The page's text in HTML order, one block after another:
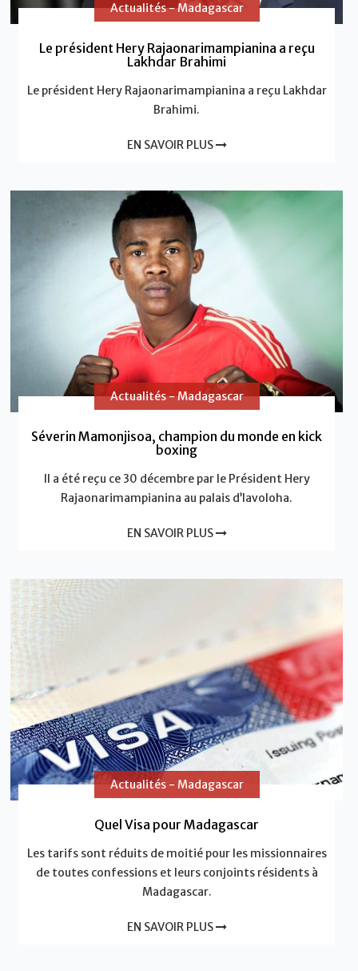
Actualités - Madagascar
Le président Hery Rajaonarimampianina a reçu
Lakhdar Brahimi
Le président Hery Rajaonarimampianina a reçu Lakhdar
Brahimi.
EN SAVOIR PLUS
Actualités - Madagascar
Séverin Mamonjisoa, champion du monde en kick
boxing
Il a été reçu ce 30 décembre par le Président Hery
Rajaonarimampianina au palais d’Iavoloha.
EN SAVOIR PLUS
Actualités - Madagascar
Quel Visa pour Madagascar
Les tarifs sont réduits de moitié pour les missionnaires
de toutes confessions et leurs conjoints résidents à
Madagascar.
EN SAVOIR PLUS